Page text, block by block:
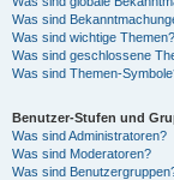
Was sind
Was sind wichtige Themen?
Was sind geschlossene
Was sind Themen-
Benutzer-Stufen und
Was sind Administratoren?
Was sind Moderatoren?
Was sind